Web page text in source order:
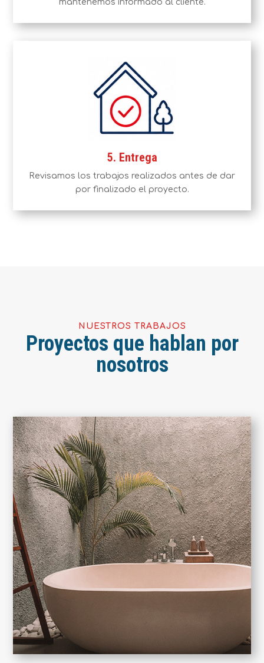
mantenemos informado al cliente.
5. Entrega
Revisamos los trabajos realizados antes de dar
por finalizado el proyecto.
NUESTROS TRABAJOS
Proyectos que hablan por
nosotros